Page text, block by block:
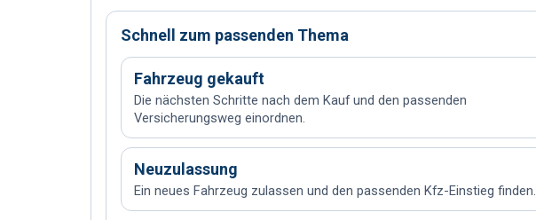
Schnell zum passenden Thema
Fahrzeug gekauft
Die nächsten Schritte nach dem Kauf und den passenden
Versicherungsweg einordnen.
Neuzulassung
Ein neues Fahrzeug zulassen und den passenden Kfz-Einstieg finden.